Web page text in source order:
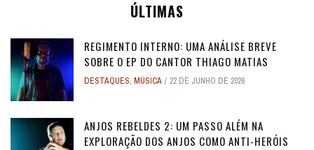
ÚLTIMAS
REGIMENTO INTERNO: UMA ANÁLISE BREVE
SOBRE O EP DO CANTOR THIAGO MATIAS
DESTAQUES, MÚSICA 22 DE JUNHO DE 2026
ANJOS REBELDES 2: UM PASSO ALÉM NA
EXPLORAÇÃO DOS ANJOS COMO ANTI-HERÓIS